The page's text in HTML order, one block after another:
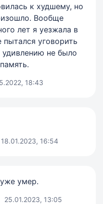
к худшему, но
Вообще
лет я уезжала в
уговорить
не было
18:43
18.01.2023, 16:54
умер.
25.01.2023, 13:05